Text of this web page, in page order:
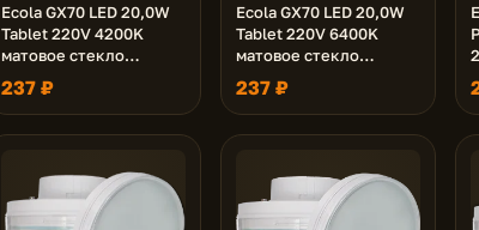
Ecola GX70 LED 20,0W
Tablet 220V 4200K
матовое стекло
(композит) 111х42
237 ₽
Ecola GX70 LED 20,0W
Tablet 220V 6400K
матовое стекло
(композит) 111х42
237 ₽